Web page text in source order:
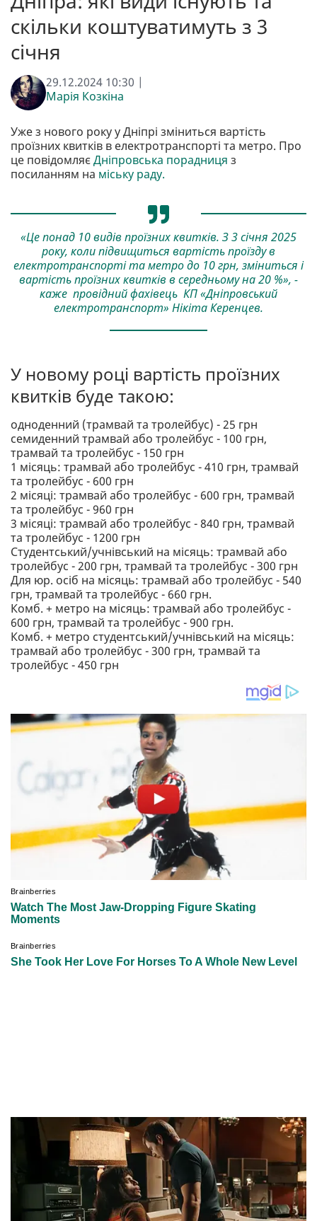
скільки коштуватимуть з 3
січня
29.12.2024 10:30 |
Марія Козкіна
Уже з нового року у Дніпрі зміниться вартість
проїзних квитків в електротранспорті та метро. Про
це повідомляєДніпровська порадниця з
посиланням на міську раду.
«Це понад 10 видів проїзних квитків. З 3 січня 2025
року, коли підвищиться вартість проїзду в
електротранспорті та метро до 10 грн, зміниться і
вартість проїзних квитків в середньому на 20 %», -
каже провідний фахівець КП «Дніпровський
електротранспорт» Нікіта Керенцев.
У новому році вартість проїзних
квитків буде такою:
одноденний (трамвай та тролейбус) - 25 грн
семиденний трамвай або тролейбус - 100 грн,
трамвай та тролейбус - 150 грн
1 місяць: трамвай або тролейбус - 410 грн, трамвай
та тролейбус - 600 грн
2 місяці: трамвай або тролейбус - 600 грн, трамвай
та тролейбус - 960 грн
3 місяці: трамвай або тролейбус - 840 грн, трамвай
та тролейбус - 1200 грн
Студентський/учнівський на місяць: трамвай або
тролейбус - 200 грн, трамвай та тролейбус - 300 грн
Для юр. осіб на місяць: трамвай або тролейбус - 540
грн, трамвай та тролейбус - 660 грн.
Комб. + метро на місяць: трамвай або тролейбус -
600 грн, трамвай та тролейбус - 900 грн.
Комб. + метро студентський/учнівський на місяць:
трамвай або тролейбус - 300 грн, трамвай та
тролейбус - 450 грн